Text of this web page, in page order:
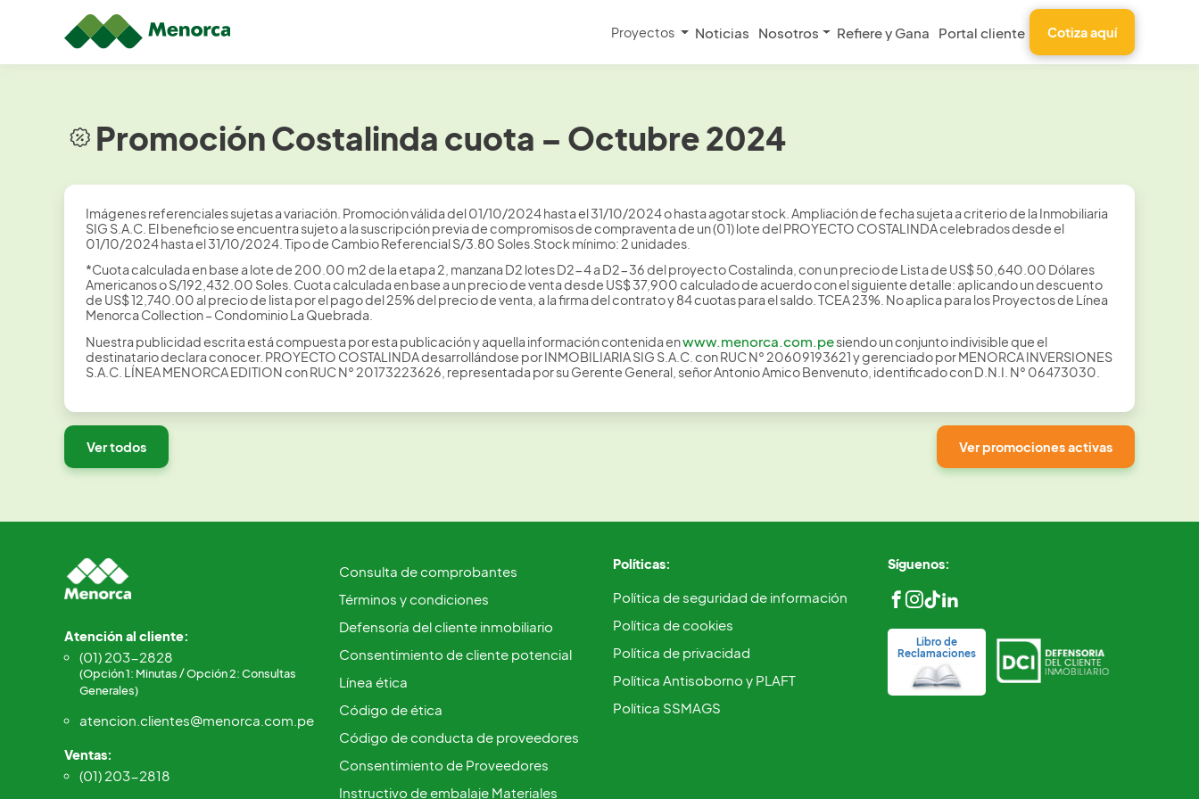
Proyectos Noticias Nosotros Refiere y Gana Portal cliente Cotiza aquí
Promoción Costalinda cuota – Octubre 2024
Imágenes referenciales sujetas a variación. Promoción válida del 01/10/2024 hasta el 31/10/2024 o hasta agotar stock. Ampliación de fecha sujeta a criterio de la Inmobiliaria
SIG S.A.C. El beneficio se encuentra sujeto a la suscripción previa de compromisos de compraventa de un (01) lote del PROYECTO COSTALINDA celebrados desde el
01/10/2024 hasta el 31/10/2024. Tipo de Cambio Referencial S/3.80 Soles.Stock mínimo: 2 unidades.
*Cuota calculada en base a lote de 200.00 m2 de la etapa 2, manzana D2 lotes D2-4 a D2-36 del proyecto Costalinda, con un precio de Lista de US$ 50,640.00 Dólares
Americanos o S/192,432.00 Soles. Cuota calculada en base a un precio de venta desde US$ 37,900 calculado de acuerdo con el siguiente detalle: aplicando un descuento
de US$ 12,740.00 al precio de lista por el pago del 25% del precio de venta, a la firma del contrato y 84 cuotas para el saldo. TCEA 23%. No aplica para los Proyectos de Línea
Menorca Collection – Condominio La Quebrada.
Nuestra publicidad escrita está compuesta por esta publicación y aquella información contenida enwww.menorca.com.pesiendo un conjunto indivisible que el
destinatario declara conocer. PROYECTO COSTALINDA desarrollándose por INMOBILIARIA SIG S.A.C. con RUC N° 20609193621 y gerenciado por MENORCA INVERSIONES
S.A.C. LÍNEA MENORCA EDITION con RUC N° 20173223626, representada por su Gerente General, señor Antonio Amico Benvenuto, identificado con D.N.I. N° 06473030.
Ver todos Ver promociones activas
Atención al cliente:
(01) 203-2828
(Opción 1: Minutas / Opción 2: Consultas
Generales)
atencion.clientes@menorca.com.pe
Ventas:
(01) 203-2818
Consulta de comprobantes
Términos y condiciones
Defensoría del cliente inmobiliario
Consentimiento de cliente potencial
Línea ética
Código de ética
Código de conducta de proveedores
Consentimiento de Proveedores
Instructivo de embalaje Materiales
Políticas:
Política de seguridad de información
Política de cookies
Política de privacidad
Política Antisoborno y PLAFT
Política SSMAGS
Síguenos:
Libro de
Reclamaciones